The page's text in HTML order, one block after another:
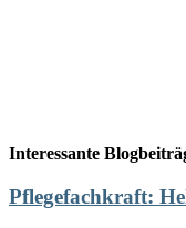
Interessante
Pflegefachkraft: